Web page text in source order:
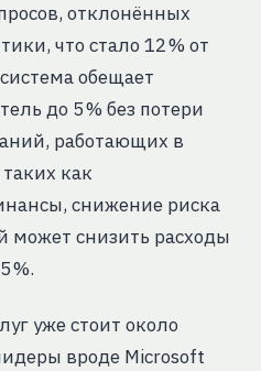
отклонённых
что стало 12 % от
обещает
до 5 % без потери
работающих в
как
снижение риска
может снизить расходы
%.
уже стоит около
вроде Microsoft